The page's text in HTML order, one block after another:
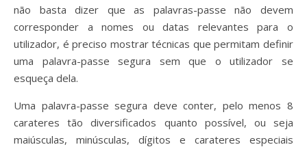
não basta dizer que as palavras-passe não devem
corresponder a nomes ou datas relevantes para o
utilizador, é preciso mostrar técnicas que permitam definir
uma palavra-passe segura sem que o utilizador se
esqueça dela.
Uma palavra-passe segura deve conter, pelo menos 8
carateres tão diversificados quanto possível, ou seja
maiúsculas, minúsculas, dígitos e carateres especiais